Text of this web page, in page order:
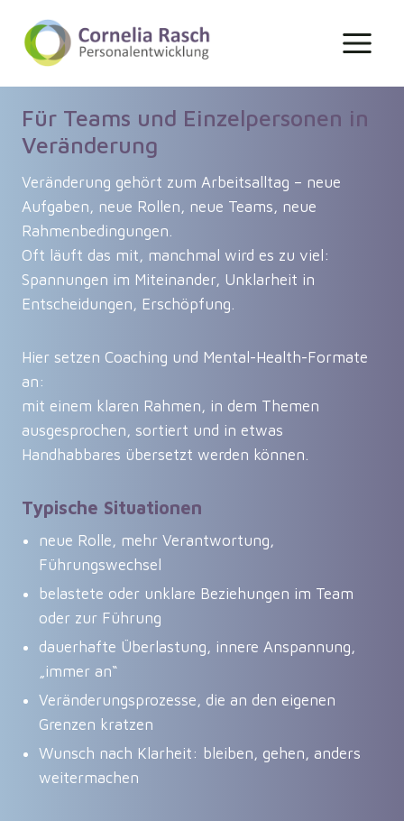
Inhalt
springen
Für Teams und Einzelpersonen in
Veränderung
Veränderung gehört zum Arbeitsalltag – neue
Aufgaben, neue Rollen, neue Teams, neue
Rahmenbedingungen.
Oft läuft das mit, manchmal wird es zu viel:
Spannungen im Miteinander, Unklarheit in
Entscheidungen, Erschöpfung.
Hier setzen Coaching und Mental-Health-Formate
an:
mit einem klaren Rahmen, in dem Themen
ausgesprochen, sortiert und in etwas
Handhabbares übersetzt werden können.
Typische Situationen
neue Rolle, mehr Verantwortung,
Führungswechsel
belastete oder unklare Beziehungen im Team
oder zur Führung
dauerhafte Überlastung, innere Anspannung,
„immer an“
Veränderungsprozesse, die an den eigenen
Grenzen kratzen
Wunsch nach Klarheit: bleiben, gehen, anders
weitermachen